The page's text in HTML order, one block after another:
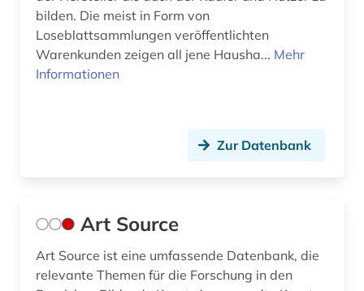
bilden. Die meist in Form von
Loseblattsammlungen veröffentlichten
Warenkunden zeigen all jene Hausha... Mehr
Informationen
Zur Datenbank
Art Source
Art Source ist eine umfassende Datenbank, die
relevante Themen für die Forschung in den